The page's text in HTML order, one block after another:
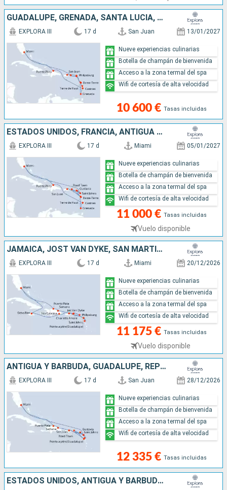
GUADALUPE, GRENADA, SANTA LUCIA, REPÚBLICA DOMINICANA, ESTADOS UNIDOS, ANGUILLA, MARTINICA, SAN MARTÍN, PORTO RICO
EXPLORA III 17 d San Juan 13/01/2027
10 600 € Tasas incluidas
Nueve experiencias culinarias
Botella de champán de bienvenida
Acceso a la zona termal del spa
Wifi de cortesía de alta velocidad
ESTADOS UNIDOS, FRANCIA, ANTIGUA Y BARBUDA, TÓRTOLA, GUADALUPE, PORTO RICO, SAN MARTÍN, GRENADA, SANTA LUCIA, REPÚBLICA DOMINICANA
EXPLORA III 17 d Miami 05/01/2027
11 000 € Tasas incluidas
Vuelo disponible
Nueve experiencias culinarias
Botella de champán de bienvenida
Acceso a la zona termal del spa
Wifi de cortesía de alta velocidad
JAMAICA, JOST VAN DYKE, SAN MARTÍN, PORTO RICO, GUADALUPE, ANTIGUA Y BARBUDA, REPÚBLICA DOMINICANA, ESTADOS UNIDOS
EXPLORA III 17 d Miami 20/12/2026
11 175 € Tasas incluidas
Vuelo disponible
Nueve experiencias culinarias
Botella de champán de bienvenida
Acceso a la zona termal del spa
Wifi de cortesía de alta velocidad
ANTIGUA Y BARBUDA, GUADALUPE, REPÚBLICA DOMINICANA, ESTADOS UNIDOS, FRANCIA, TÓRTOLA, PORTO RICO
EXPLORA III 17 d San Juan 28/12/2026
12 335 € Tasas incluidas
Nueve experiencias culinarias
Botella de champán de bienvenida
Acceso a la zona termal del spa
Wifi de cortesía de alta velocidad
ESTADOS UNIDOS, ANTIGUA Y BARBUDA, GUADALUPE, SAN MARTÍN, PORTO RICO